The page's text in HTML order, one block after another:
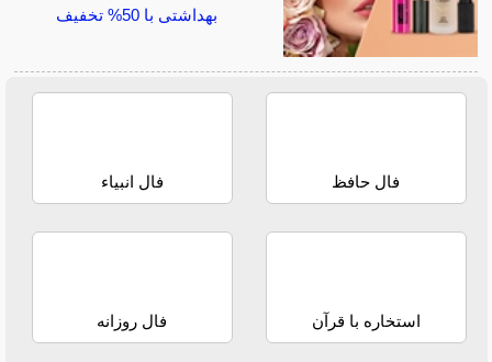
بهداشتی با 50% تخفیف
فال حافظ فال انبیاء
استخاره با قرآن فال روزانه